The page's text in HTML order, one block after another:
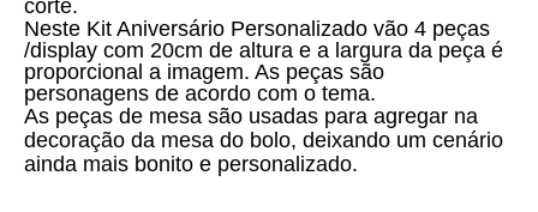
corte.
Neste Kit Aniversário Personalizado vão 4 peças
/display com 20cm de altura e a largura da peça é
proporcional a imagem. As peças são
personagens de acordo com o tema.
As peças de mesa são usadas para agregar na
decoração da mesa do bolo, deixando um cenário
ainda mais bonito e personalizado.